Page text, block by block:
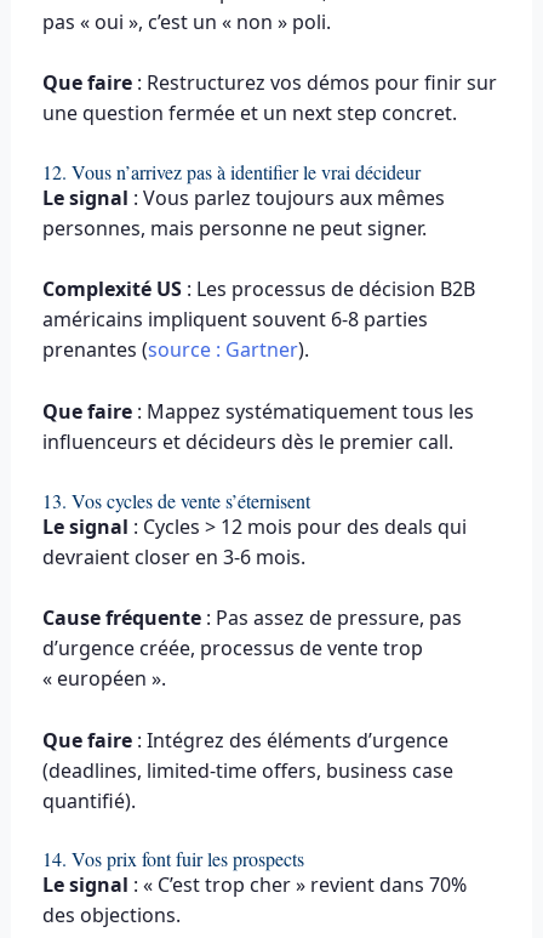
pas « oui », c’est un « non » poli.
Que faire : Restructurez vos démos pour finir sur
une question fermée et un next step concret.
12. Vous n’arrivez pas à identifier le vrai décideur
Le signal : Vous parlez toujours aux mêmes
personnes, mais personne ne peut signer.
Complexité US: Les processus de décision B2B
américains impliquent souvent 6-8 parties
prenantes (source : Gartner).
Que faire: Mappez systématiquement tous les
influenceurs et décideurs dès le premier call.
13. Vos cycles de vente s’éternisent
Le signal : Cycles > 12 mois pour des deals qui
devraient closer en 3-6 mois.
Cause fréquente: Pas assez de pressure, pas
d’urgence créée, processus de vente trop
« européen ».
Que faire : Intégrez des éléments d’urgence
(deadlines, limited-time offers, business case
quantifié).
14. Vos prix font fuir les prospects
Le signal : « C’est trop cher » revient dans 70%
des objections.